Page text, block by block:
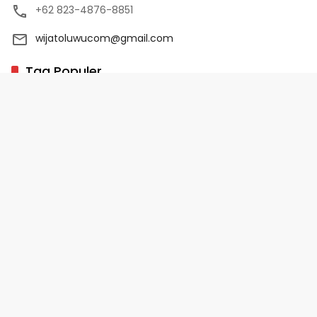
+62 823-4876-8851
wijatoluwucom@gmail.com
Tag Populer